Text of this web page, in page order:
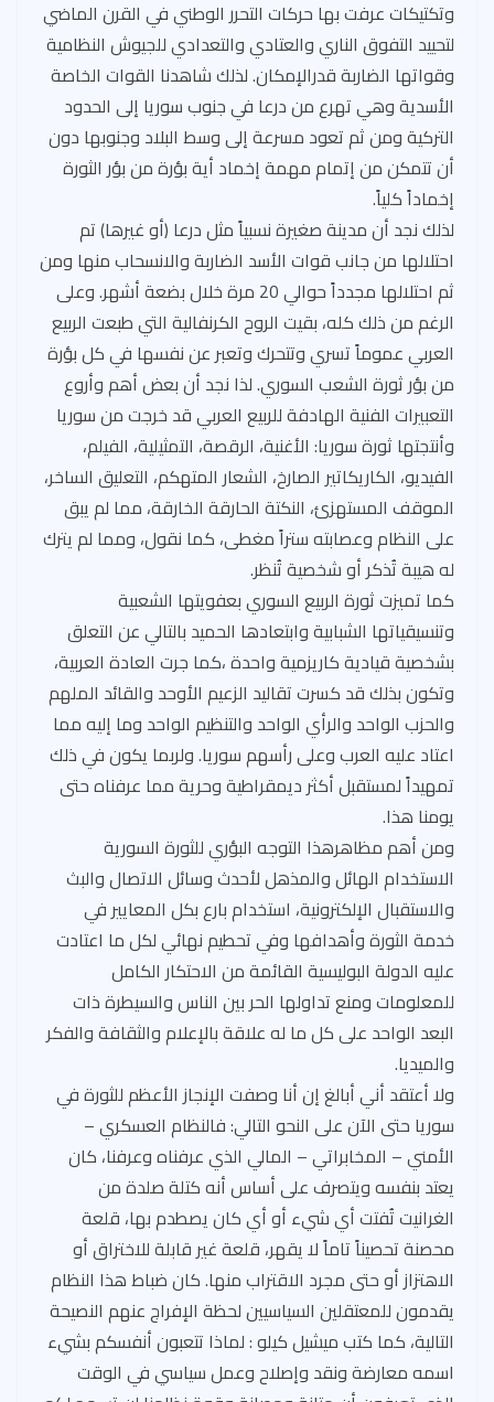
وتكتيكات عرفت بها حركات التحرر الوطني في القرن الماضي
لتحييد التفوق الناري والعتادي والتعدادي للجيوش النظامية
وقواتها الضاربة قدرالإمكان. لذلك شاهدنا القوات الخاصة
الأسدية وهي تهرع من درعا في جنوب سوريا إلى الحدود
التركية ومن ثم تعود مسرعة إلى وسط البلاد وجنوبها دون
أن تتمكن من إتمام مهمة إخماد أية بؤرة من بؤر الثورة
إخماداً كلياً.
لذلك نجد أن مدينة صغيرة نسبياً مثل درعا (أو غيرها) تم
احتلالها من جانب قوات الأسد الضاربة والانسحاب منها ومن
ثم احتلالها مجدداً حوالي 20 مرة خلال بضعة أشهر. وعلى
الرغم من ذلك كله، بقيت الروح الكرنفالية التي طبعت الربيع
العربي عموماً تسري وتتحرك وتعبر عن نفسها في كل بؤرة
من بؤر ثورة الشعب السوري. لذا نجد أن بعض أهم وأروع
التعبيرات الفنية الهادفة للربيع العربي قد خرجت من سوريا
وأنتجتها ثورة سوريا: الأغنية، الرقصة، التمثيلية، الفيلم،
الفيديو، الكاريكاتير الصارخ، الشعار المتهكم، التعليق الساخر،
الموقف المستهزئ، النكتة الحارقة الخارقة، مما لم يبق
على النظام وعصابته ستراً مغطى، كما نقول، ومما لم يترك
له هيبة تُذكر أو شخصية تُنظر.
كما تميزت ثورة الربيع السوري بعفويتها الشعبية
وتنسيقياتها الشبابية وابتعادها الحميد بالتالي عن التعلق
بشخصية قيادية كاريزمية واحدة ،كما جرت العادة العربية،
وتكون بذلك قد كسرت تقاليد الزعيم الأوحد والقائد الملهم
والحزب الواحد والرأي الواحد والتنظيم الواحد وما إليه مما
اعتاد عليه العرب وعلى رأسهم سوريا. ولربما يكون في ذلك
تمهيداً لمستقبل أكثر ديمقراطية وحرية مما عرفناه حتى
يومنا هذا.
ومن أهم مظاهرهذا التوجه البؤري للثورة السورية
الاستخدام الهائل والمذهل لأحدث وسائل الاتصال والبث
والاستقبال الإلكترونية، استخدام بارع بكل المعايير في
خدمة الثورة وأهدافها وفي تحطيم نهائي لكل ما اعتادت
عليه الدولة البوليسية القائمة من الاحتكار الكامل
للمعلومات ومنع تداولها الحر بين الناس والسيطرة ذات
البعد الواحد على كل ما له علاقة بالإعلام والثقافة والفكر
والميديا.
ولا أعتقد أني أبالغ إن أنا وصفت الإنجاز الأعظم للثورة في
سوريا حتى الآن على النحو التالي: فالنظام العسكري –
الأمني – المخابراتي – المالي الذي عرفناه وعرفنا، كان
يعتد بنفسه ويتصرف على أساس أنه كتلة صلدة من
الغرانيت تُفتت أي شيء أو أي كان يصطدم بها، قلعة
محصنة تحصيناً تاماً لا يقهر، قلعة غير قابلة للاختراق أو
الاهتزاز أو حتى مجرد الاقتراب منها. كان ضباط هذا النظام
يقدمون للمعتقلين السياسيين لحظة الإفراج عنهم النصيحة
التالية، كما كتب ميشيل كيلو : لماذا تتعبون أنفسكم بشيء
اسمه معارضة ونقد وإصلاح وعمل سياسي في الوقت